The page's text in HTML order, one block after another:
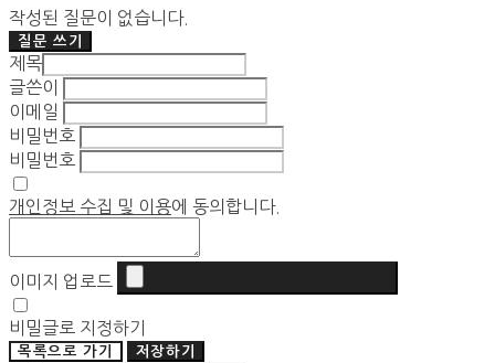
작성된 질문이 없습니다.
질문 쓰기
제목
글쓴이
이메일
비밀번호
비밀번호
개인정보 수집 및 이용에 동의합니다.
이미지 업로드
비밀글로 지정하기
목록으로 가기 저장하기